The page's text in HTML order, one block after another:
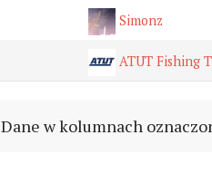
Simonz
ATUT Fishing
Dane w kolumnach